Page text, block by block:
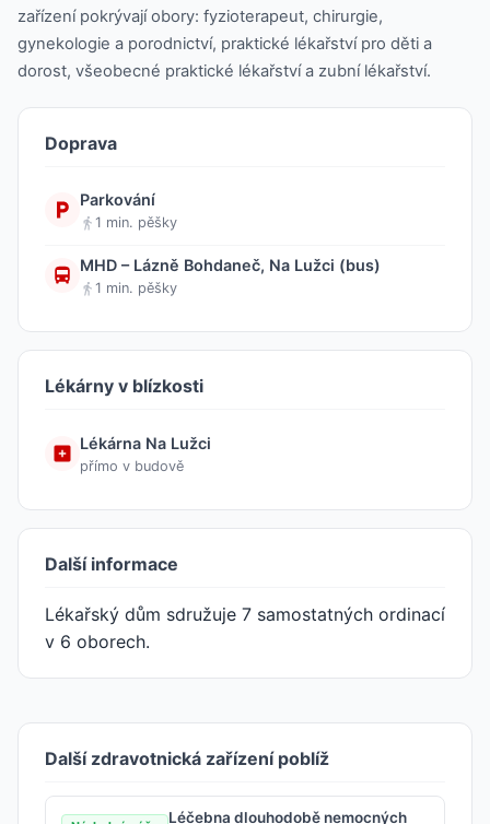
zařízení pokrývají obory: fyzioterapeut, chirurgie,
gynekologie a porodnictví, praktické lékařství pro děti a
dorost, všeobecné praktické lékařství a zubní lékařství.
Doprava
Parkování
1 min. pěšky
MHD – Lázně Bohdaneč, Na Lužci (bus)
1 min. pěšky
Lékárny v blízkosti
Lékárna Na Lužci
přímo v budově
Další informace
Lékařský dům sdružuje 7 samostatných ordinací
v 6 oborech.
Další zdravotnická zařízení poblíž
Léčebna dlouhodobě nemocných